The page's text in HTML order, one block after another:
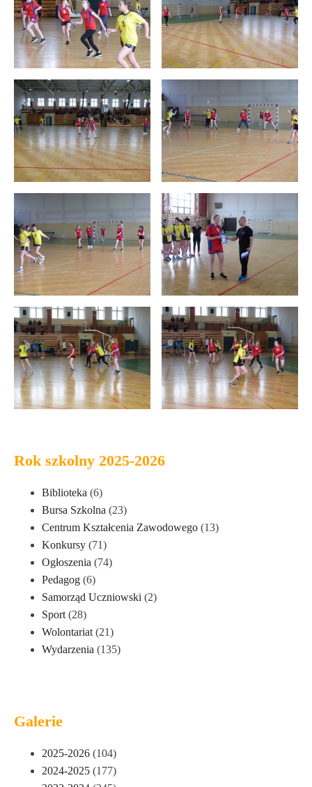
Rok szkolny 2025-2026
Biblioteka (6)
Bursa Szkolna (23)
Centrum Kształcenia Zawodowego (13)
Konkursy (71)
Ogłoszenia (74)
Pedagog (6)
Samorząd Uczniowski (2)
Sport (28)
Wolontariat (21)
Wydarzenia (135)
Galerie
2025-2026 (104)
2024-2025 (177)